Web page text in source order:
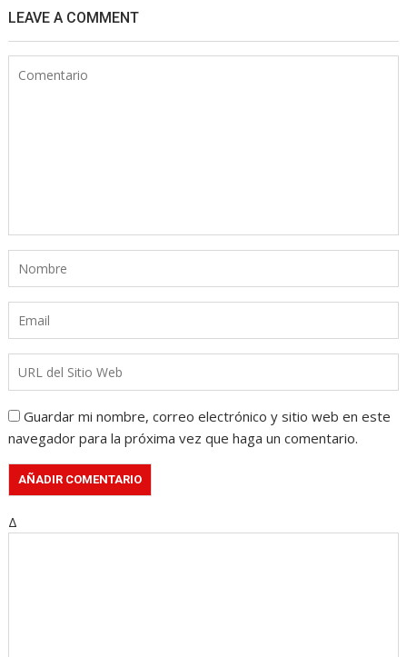
LEAVE A COMMENT
Guardar mi nombre, correo electrónico y sitio web en este
navegador para la próxima vez que haga un comentario.
Δ